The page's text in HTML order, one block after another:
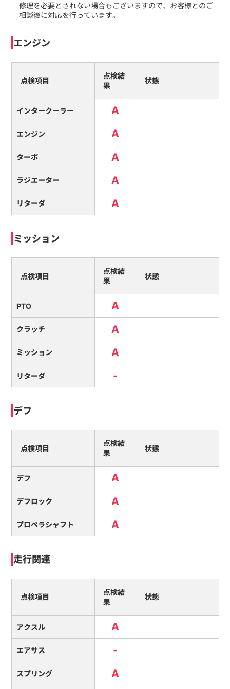
修理を必要とされない場合もございますので、お客様とのご
相談後に対応を行っています。
エンジン
点検項目
点検結
果
状態
インタークーラー A
エンジン A
ターボ A
ラジエーター A
リターダ A
ミッション
点検項目
点検結
果
状態
PTO A
クラッチ A
ミッション A
リターダ -
デフ
点検項目
点検結
果
状態
デフ A
デフロック A
プロペラシャフト A
走行関連
点検項目
点検結
果
状態
アクスル A
エアサス -
スプリング A